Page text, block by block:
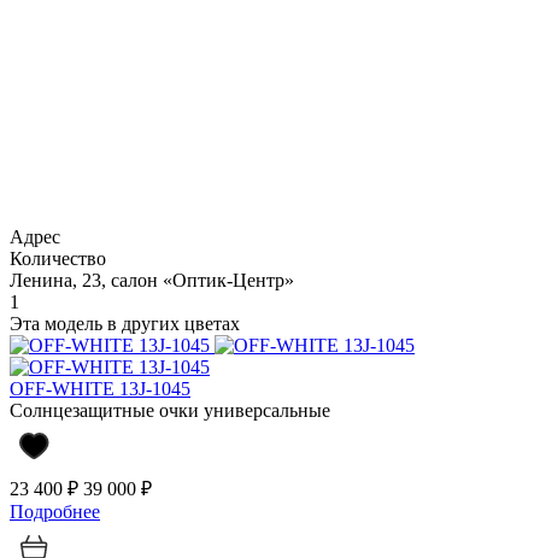
Адрес
Количество
Ленина, 23, салон «Оптик-Центр»
1
Эта модель в других цветах
OFF-WHITE 13J-1045
Солнцезащитные очки универсальные
23 400 ₽ 39 000 ₽
Подробнее